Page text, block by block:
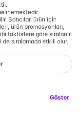
Satıcılar, ürün için
ürün promosyonları,
faktörlere göre sıralanır.
sıralamada etkili olur.
Göster